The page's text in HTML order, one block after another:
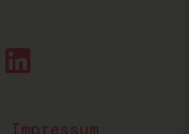
Impressum